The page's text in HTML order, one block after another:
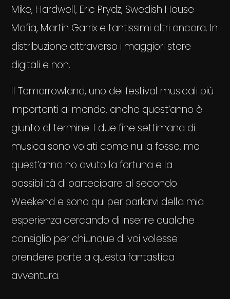
Mike, Hardwell, Eric Prydz, Swedish House
Mafia, Martin Garrix e tantissimi altri ancora. In
distribuzione attraverso i maggiori store
digitali e non.
Il Tomorrowland, uno dei festival musicali più
importanti al mondo, anche quest’anno è
giunto al termine. I due fine settimana di
musica sono volati come nulla fosse, ma
quest’anno ho avuto la fortuna e la
possibilità di partecipare al secondo
Weekend e sono qui per parlarvi della mia
esperienza cercando di inserire qualche
consiglio per chiunque di voi volesse
prendere parte a questa fantastica
avventura.